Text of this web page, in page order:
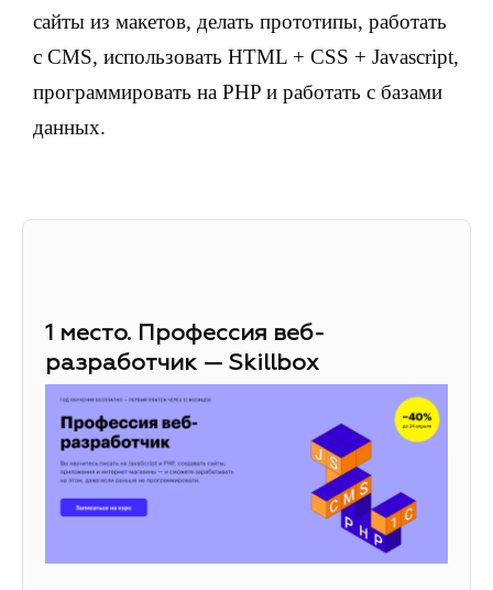
сайты из макетов, делать прототипы, работать
с CMS, использовать HTML + CSS + Javascript,
программировать на PHP и работать с базами
данных.
1 место. Профессия веб-
разработчик — Skillbox